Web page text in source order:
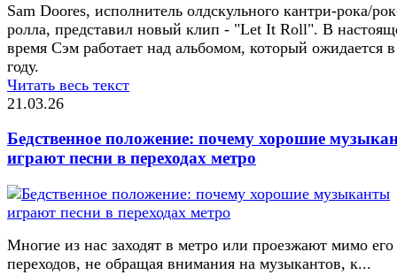
Sam Doores, исполнитель олдскульного кантри-рока/
ролла, представил новый клип - "Let It Roll". В
время Сэм работает над альбомом, который ожидается
году.
Читать весь текст
21.03.26
Бедственное положение: почему хорошие
играют песни в переходах метро
Многие из нас заходят в метро или проезжают мимо его
переходов, не обращая внимания на музыкантов, к...